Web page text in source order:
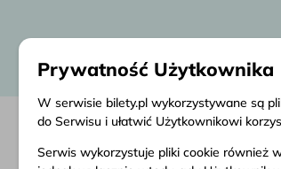
Prywatność Użytkownika
W serwisie bilety.pl wykorzystywane są
do Serwisu i ułatwić Użytkownikowi
Serwis wykorzystuje pliki cookie również